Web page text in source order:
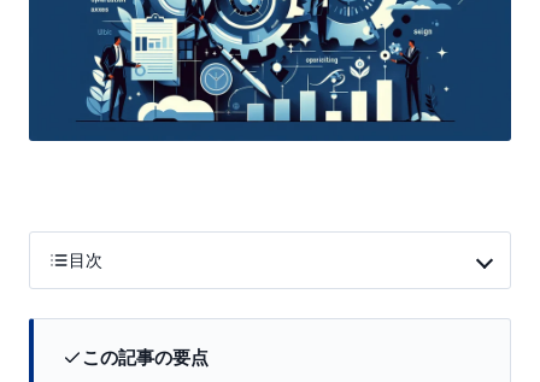
目次
この記事の要点